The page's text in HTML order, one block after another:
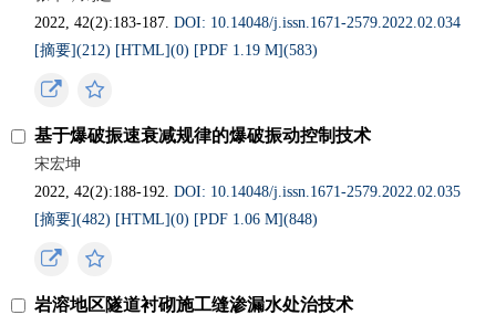
2022, 42(2):183-187.DOI: 10.14048/j.issn.1671-2579.2022.02.034
[摘要](212) [HTML](0) [PDF 1.19 M](583)
基于爆破振速衰减规律的爆破振动控制技术
宋宏坤
2022, 42(2):188-192.DOI: 10.14048/j.issn.1671-2579.2022.02.035
[摘要](482) [HTML](0) [PDF 1.06 M](848)
岩溶地区隧道衬砌施工缝渗漏水处治技术